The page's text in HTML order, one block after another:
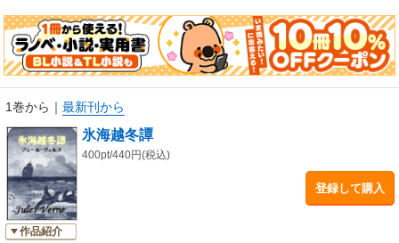
1巻から ｜ 最新刊から
作品紹介
氷海越冬譚
400pt/440円(税込)
登録して購入